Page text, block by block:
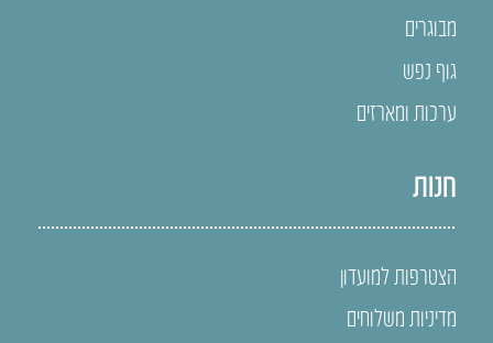
מבוגרים
גוף נפש
ערכות ומארזים
חנות
הצטרפות למועדון
מדיניות משלוחים